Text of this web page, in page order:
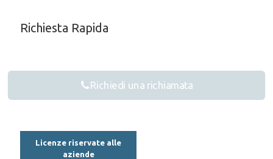
Richiesta Rapida
Richiedi una richiamata
Licenze riservate alle
aziende